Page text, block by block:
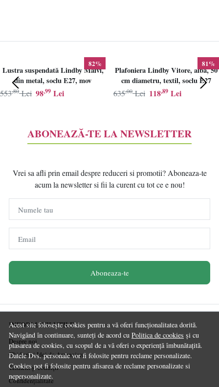
Acest site folosește cookies pentru a vă oferi funcționalitatea dorită.
Navigând în continuare, sunteți de acord cu Politica de cookies și cu
plasarea de cookies, cu scopul de a vă oferi o experiență îmbunătațită.
Datele Dvs. personale vor fi folosite pentru reclame personalizate.
Cookies pot fi folosite pentru afisarea de reclame personalizate si
nepersonalizate.
82%
Lustra suspendată Lindby Maivi,
din metal, soclu E27, mov
98,99 Lei
553,80 Lei
81%
Plafoniera Lindby Vitore, alba, 50
cm diametru, textil, soclu E27
118,89 Lei
635,00 Lei
ABONEAZĂ-TE LA NEWSLETTER
Vrei sa afli prin email despre reduceri si promotii? Aboneaza-te
acum la newsletter si fii la curent cu tot ce e nou!
Numele tau
Email
Aboneaza-te
INFORMATII UTILE
Despre noi
Ghiduri și Idei de Amenajare
Termeni și condiții
Confidențialitate